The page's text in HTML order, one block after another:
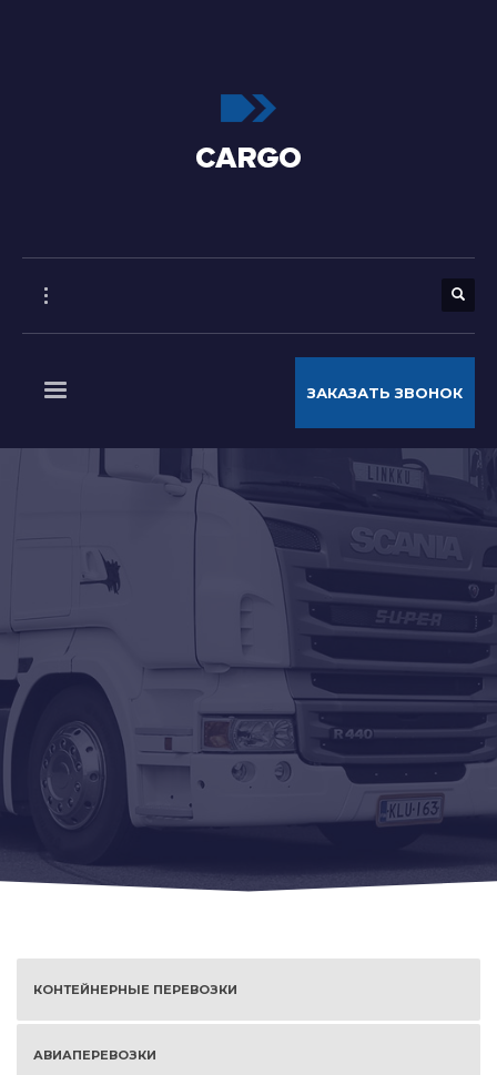
ЗАКАЗАТЬ ЗВОНОК
КОНТЕЙНЕРНЫЕ ПЕРЕВОЗКИ
АВИАПЕРЕВОЗКИ